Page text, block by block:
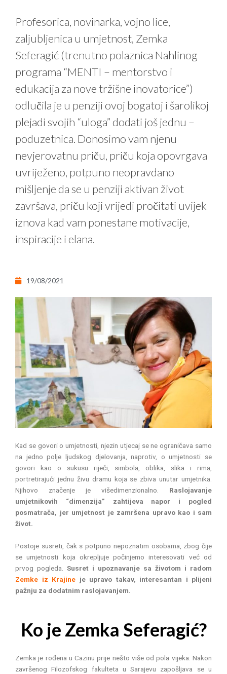
Profesorica, novinarka, vojno lice,
zaljubljenica u umjetnost, Zemka
Seferagić (trenutno polaznica Nahlinog
programa “MENTI – mentorstvo i
edukacija za nove tržišne inovatorice”)
odlučila je u penziji ovoj bogatoj i šarolikoj
plejadi svojih “uloga” dodati još jednu –
poduzetnica. Donosimo vam njenu
nevjerovatnu priču, priču koja opovrgava
uvriježeno, potpuno neopravdano
mišljenje da se u penziji aktivan život
završava, priču koji vrijedi pročitati uvijek
iznova kad vam ponestane motivacije,
inspiracije i elana.
19/08/2021
Kad se govori o umjetnosti, njezin utjecaj se ne ograničava samo
na jedno polje ljudskog djelovanja, naprotiv, o umjetnosti se
govori kao o sukusu riječi, simbola, oblika, slika i rima,
portretirajući jednu živu dramu koja se zbiva unutar umjetnika.
Njihovo značenje je višedimenzionalno. Raslojavanje
umjetnikovih “dimenzija” zahtijeva napor i pogled
posmatrača, jer umjetnost je zamršena upravo kao i sam
život.
Postoje susreti, čak s potpuno nepoznatim osobama, zbog čije
se umjetnosti koja okrepljuje počinjemo interesovati već od
prvog pogleda. Susret i upoznavanje sa životom i radom
Zemke iz Krajine je upravo takav, interesantan i plijeni
pažnju za dodatnim raslojavanjem.
Ko je Zemka Seferagić?
Zemka je rođena u Cazinu prije nešto više od pola vijeka. Nakon
završenog Filozofskog fakulteta u Sarajevu zapošljava se u